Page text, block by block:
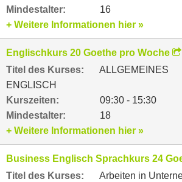
Mindestalter:
16
+ Weitere Informationen hier »
Englischkurs 20 Goethe pro Woche
Titel des Kurses:
ALLGEMEINES
ENGLISCH
Kurszeiten:
09:30 - 15:30
Mindestalter:
18
+ Weitere Informationen hier »
Business Englisch Sprachkurs 24
Titel des Kurses:
Arbeiten in